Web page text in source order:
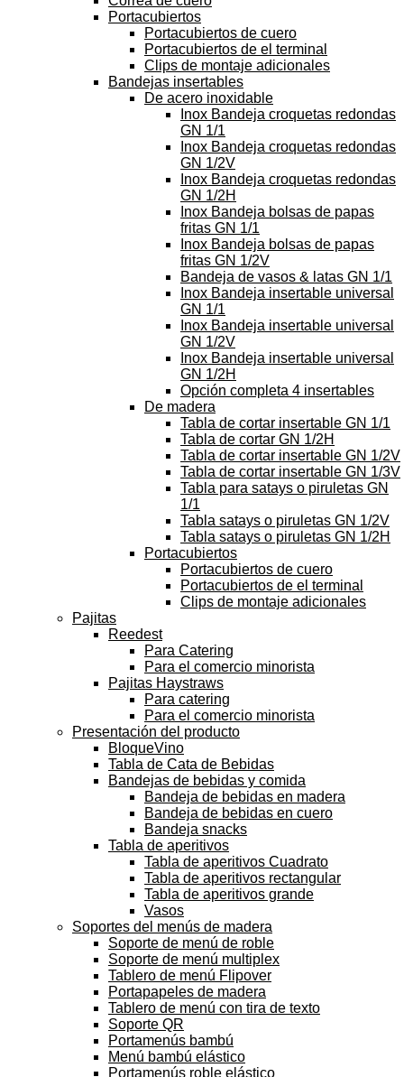
Portacubiertos
Portacubiertos de cuero
Portacubiertos de el terminal
Clips de montaje adicionales
Bandejas insertables
De acero inoxidable
Inox Bandeja croquetas redondas
GN 1/1
Inox Bandeja croquetas redondas
GN 1/2V
Inox Bandeja croquetas redondas
GN 1/2H
Inox Bandeja bolsas de papas
fritas GN 1/1
Inox Bandeja bolsas de papas
fritas GN 1/2V
Bandeja de vasos & latas GN 1/1
Inox Bandeja insertable universal
GN 1/1
Inox Bandeja insertable universal
GN 1/2V
Inox Bandeja insertable universal
GN 1/2H
Opción completa 4 insertables
De madera
Tabla de cortar insertable GN 1/1
Tabla de cortar GN 1/2H
Tabla de cortar insertable GN 1/2V
Tabla de cortar insertable GN 1/3V
Tabla para satays o piruletas GN
1/1
Tabla satays o piruletas GN 1/2V
Tabla satays o piruletas GN 1/2H
Portacubiertos
Portacubiertos de cuero
Portacubiertos de el terminal
Clips de montaje adicionales
Pajitas
Reedest
Para Catering
Para el comercio minorista
Pajitas Haystraws
Para catering
Para el comercio minorista
Presentación del producto
BloqueVino
Tabla de Cata de Bebidas
Bandejas de bebidas y comida
Bandeja de bebidas en madera
Bandeja de bebidas en cuero
Bandeja snacks
Tabla de aperitivos
Tabla de aperitivos Cuadrato
Tabla de aperitivos rectangular
Tabla de aperitivos grande
Vasos
Soportes del menús de madera
Soporte de menú de roble
Soporte de menú multiplex
Tablero de menú Flipover
Portapapeles de madera
Tablero de menú con tira de texto
Soporte QR
Portamenús bambú
Menú bambú elástico
Portamenús roble elástico